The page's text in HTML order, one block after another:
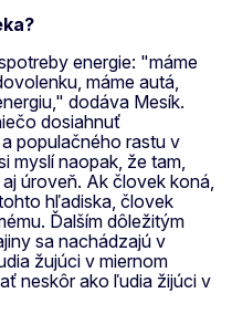
energie: "máme
máme autá,
dodáva Mesík.
dosiahnuť
populačného rastu v
myslí naopak, že tam,
úroveň. Ak človek koná,
hľadiska, človek
Ďalším dôležitým
sa nachádzajú v
žujúci v miernom
neskôr ako ľudia žijúci v